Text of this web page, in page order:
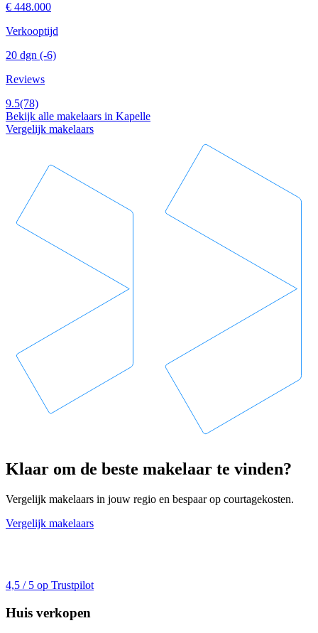
€ 448.000
Verkooptijd
20 dgn (-6)
Reviews
9.5(78)
Bekijk alle makelaars in Kapelle
Vergelijk makelaars
Klaar om de beste makelaar te vinden?
Vergelijk makelaars in jouw regio en bespaar op courtagekosten.
Vergelijk makelaars
4,5 / 5 op Trustpilot
Huis verkopen